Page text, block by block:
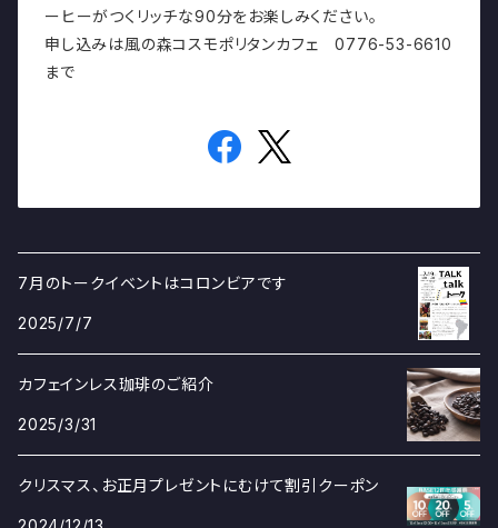
ーヒーがつくリッチな90分をお楽しみください。
申し込みは風の森コスモポリタンカフェ 0776-53-6610
まで
7月のトークイベントはコロンビアです
2025/7/7
カフェインレス珈琲のご紹介
2025/3/31
クリスマス、お正月プレゼントにむけて割引クーポン